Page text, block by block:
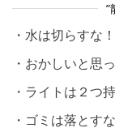
”
・水は切らすな！
・おかしいと思
・ライトは２つ
・ゴミは落とすな